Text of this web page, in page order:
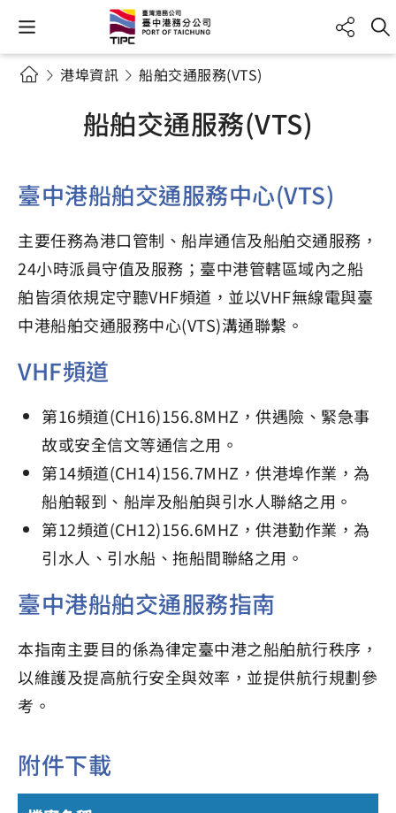
港埠資訊 船舶交通服務(VTS)
船舶交通服務(VTS)
臺中港船舶交通服務中心(VTS)
主要任務為港口管制、船岸通信及船舶交通服務，
24小時派員守值及服務；臺中港管轄區域內之船
舶皆須依規定守聽VHF頻道，並以VHF無線電與臺
中港船舶交通服務中心(VTS)溝通聯繫。
VHF頻道
第16頻道(CH16)156.8MHZ，供遇險、緊急事
故或安全信文等通信之用。
第14頻道(CH14)156.7MHZ，供港埠作業，為
船舶報到、船岸及船舶與引水人聯絡之用。
第12頻道(CH12)156.6MHZ，供港勤作業，為
引水人、引水船、拖船間聯絡之用。
臺中港船舶交通服務指南
本指南主要目的係為律定臺中港之船舶航行秩序，
以維護及提高航行安全與效率，並提供航行規劃參
考。
附件下載